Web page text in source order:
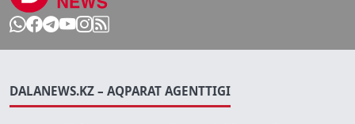
DALANEWS.KZ – AQPARAT AGENTTIGI